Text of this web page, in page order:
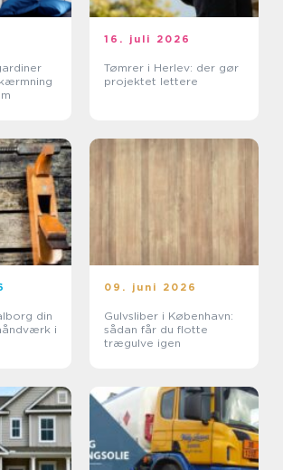
16. juli 2026
Tømrer i Herlev: der gør
projektet lettere
din
i
09. juni 2026
Gulvsliber i København:
sådan får du flotte
trægulve igen